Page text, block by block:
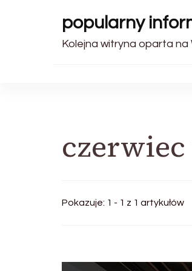
popularny
Kolejna witryna oparta na
czerwiec
Pokazuje: 1 - 1 z 1 artykułów